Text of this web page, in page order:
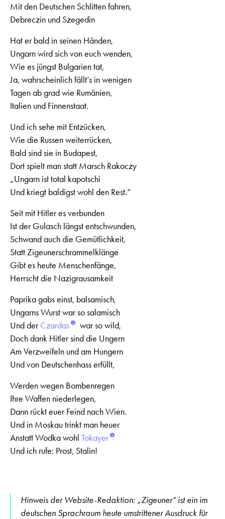
Mit den Deutschen Schlitten fahren,
Debreczin und Szegedin
Hat er bald in seinen Händen,
Ungarn wird sich von euch wenden,
Wie es jüngst Bulgarien tat,
Ja, wahrscheinlich fällt’s in wenigen
Tagen ab grad wie Rumänien,
Italien und Finnenstaat.
Und ich sehe mit Entzücken,
Wie die Russen weiterrücken,
Bald sind sie in Budapest,
Dort spielt man statt Marsch Rakoczy
„Ungarn ist total kapotschi
Und kriegt baldigst wohl den Rest.“
Seit mit Hitler es verbunden
Ist der Gulasch längst entschwunden,
Schwand auch die Gemütlichkeit,
Statt Zigeunerschrammelklänge
Gibt es heute Menschenfänge,
Herrscht die Nazigrausamkeit
Paprika gabs einst, balsamisch,
Ungarns Wurst war so salamisch
Und derCzardas
war so wild,
Doch dank Hitler sind die Ungern
Am Verzweifeln und am Hungern
Und von Deutschenhass erfüllt,
Werden wegen Bombenregen
Ihre Waffen niederlegen,
Dann rückt euer Feind nach Wien.
Und in Moskau trinkt man heuer
Anstatt Wodka wohl Tokayer
Und ich rufe: Prost, Stalin!
Hinweis der Website-Redaktion: „Zigeuner“ ist ein im
deutschen Sprachraum heute umstrittener Ausdruck für